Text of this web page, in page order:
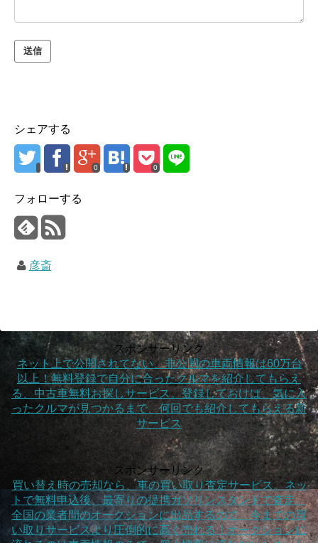
シェアする
0 0
フォローする
彦斎
スポンサーリンク
ネット上で公開されてない、非公開の車両情報は60万台
以上！無料登録で自分に合ったクルマを紹介してもらえ
る、中古車無料お探しサービス。登録しておけば、気に入
ったクルマが見つかるまで、何回でも紹介してもらえる新
サービス
スポンサーリンク
買い替え時の売却なら、車の買い取り査定サービス。ネッ
トで無料申込後、最寄りの提携ガソリンスタンドで査定、
全国の業者間のオークションに出品するので、今までの買
い取りサービスより圧倒的に高く売れる！オークションに